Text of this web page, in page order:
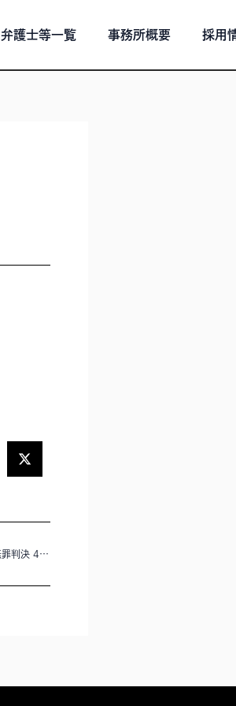
弁護士等一覧 事務所概要 採用
NHKニュースの記事「“紀州のドン・ファン”元妻に無罪判決 4つの争点の判断は？」に半田靖史弁護士のコメントが掲載されました。